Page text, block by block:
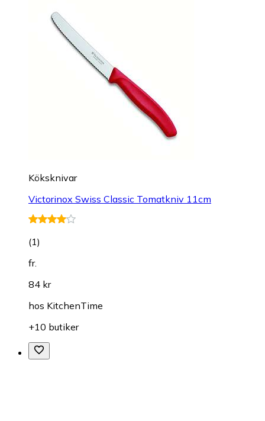
Köksknivar
Victorinox Swiss Classic Tomatkniv 11cm
(1)
fr.
84 kr
hos KitchenTime
+10 butiker